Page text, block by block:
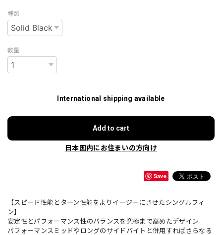
種類
数量
International shipping available
Add to cart
日本国内にお住まいの方向け
Save
【スピード性能とターン性能をよりイージーにさせたシングルフィ
ン】
安定性とパフォーマンス性のバランスを究極まで高めたデザイン
パフォーマンスミッドやロングのサイドバイトと併用すればさらなる